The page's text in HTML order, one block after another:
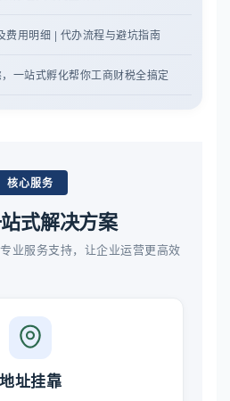
费用明细 | 代办流程与避坑指南
一站式孵化帮你工商财税全搞定
核心服务
式解决方案
业服务支持，让企业运营更高效
地址挂靠